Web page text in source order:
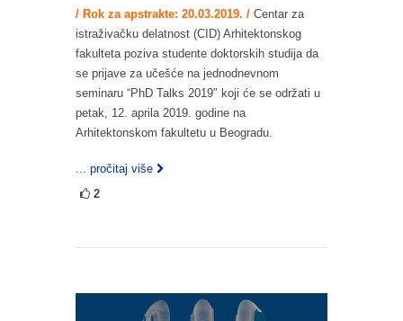
/ Rok za apstrakte: 20.03.2019. / Centar za
istraživačku delatnost (CID) Arhitektonskog
fakulteta poziva studente doktorskih studija da
se prijave za učešće na jednodnevnom
seminaru “PhD Talks 2019″ koji će se održati u
petak, 12. aprila 2019. godine na
Arhitektonskom fakultetu u Beogradu.
... pročitaj više
2